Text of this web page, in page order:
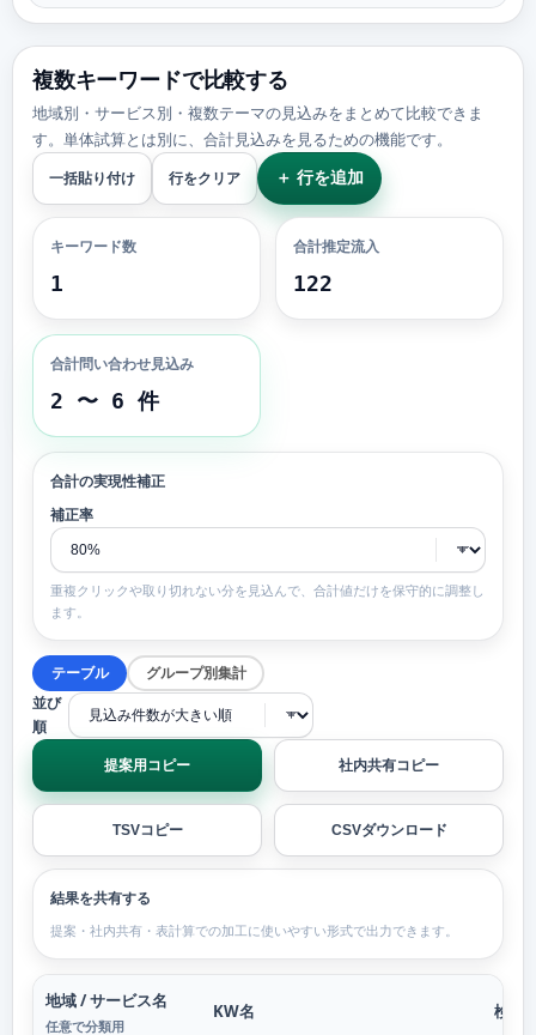
複数キーワードで比較する
地域別・サービス別・複数テーマの見込みをまとめて比較できま
す。単体試算とは別に、合計見込みを見るための機能です。
一括貼り付け 行をクリア ＋ 行を追加
キーワード数
1
合計推定流入
122
合計問い合わせ見込み
2 〜 6 件
合計の実現性補正
補正率
重複クリックや取り切れない分を見込んで、合計値だけを保守的に調整し
ます。
テーブル グループ別集計
並び
順
提案用コピー 社内共有コピー
TSVコピー CSVダウンロード
結果を共有する
提案・社内共有・表計算での加工に使いやすい形式で出力できます。
地域 / サービス名
任意で分類用
KW名 検索